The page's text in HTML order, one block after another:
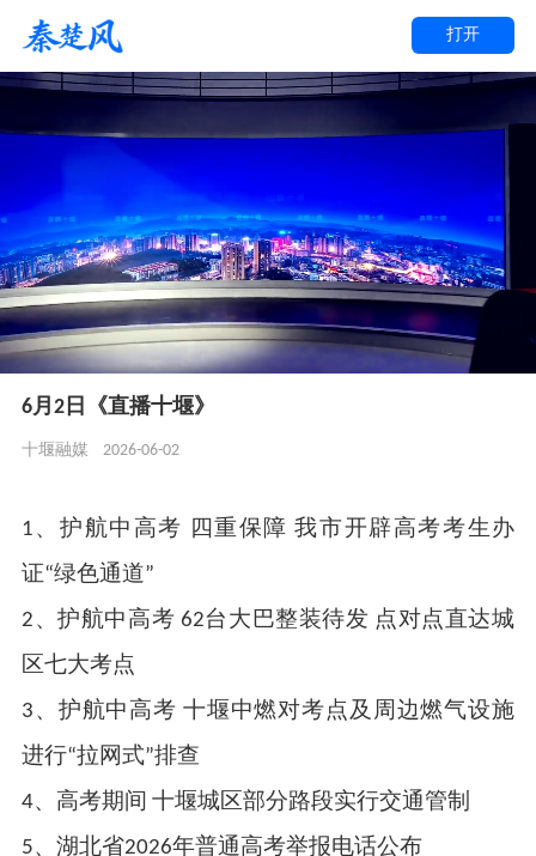
打开
6月2日《直播十堰》
十堰融媒 2026-06-02
1、护航中高考 四重保障 我市开辟高考考生办
证“绿色通道”
2、护航中高考 62台大巴整装待发 点对点直达城
区七大考点
3、护航中高考 十堰中燃对考点及周边燃气设施
进行“拉网式”排查
4、高考期间 十堰城区部分路段实行交通管制
5、湖北省2026年普通高考举报电话公布